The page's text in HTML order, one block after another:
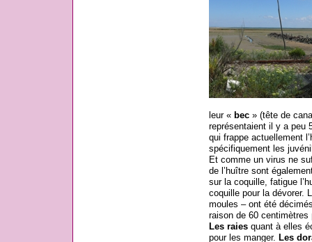
leur « bec» (tête de
représentaient il y a peu
qui frappe actuellement
spécifiquement les
Et comme un virus ne
de l’huître sont
sur la coquille, fatigue
coquille pour la dévorer.
moules – ont été
raison de 60
Les raiesquant à elles
pour les manger. Les